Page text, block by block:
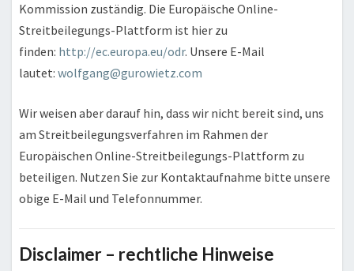
Kommission zuständig. Die Europäische Online-
Streitbeilegungs-Plattform ist hier zu
finden: http://ec.europa.eu/odr. Unsere E-Mail
lautet: wolfgang@gurowietz.com
Wir weisen aber darauf hin, dass wir nicht bereit sind, uns
am Streitbeilegungsverfahren im Rahmen der
Europäischen Online-Streitbeilegungs-Plattform zu
beteiligen. Nutzen Sie zur Kontaktaufnahme bitte unsere
obige E-Mail und Telefonnummer.
Disclaimer – rechtliche Hinweise